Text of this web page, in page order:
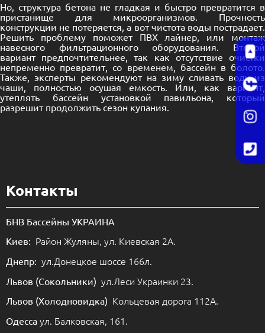
Но, структура бетона не гладкая и быстро превратится в
пристанище для микроорганизмов. Прочность
конструкции не потеряется, а вот чистота воды пострадает.
Решить проблему поможет ПВХ лайнер, или монтаж
навесного фильтрационного оборудования. Второй
вариант предпочтительнее, так как отсутствие очистки
непременно превратит, со временем, бассейн в болото.
Также, эксперты рекомендуют на зиму сливать воду из
чаши, полностью осушая емкость. Или, как вариант,
утеплять бассейн установкой павильона, который
разрешит продолжить сезон купания.
Контакты
БНВ Бассейны УКРАИНА
Киев: Район Жуляны, ул. Киевская 2А.
Днепр: ул.Донецкое шоссе 166л.
Львов (Сокольники) ул.Леси Украинки 23.
Львов (Холодновидка) Кольцевая дорога 112А.
Одесса ул. Балковская, 161.